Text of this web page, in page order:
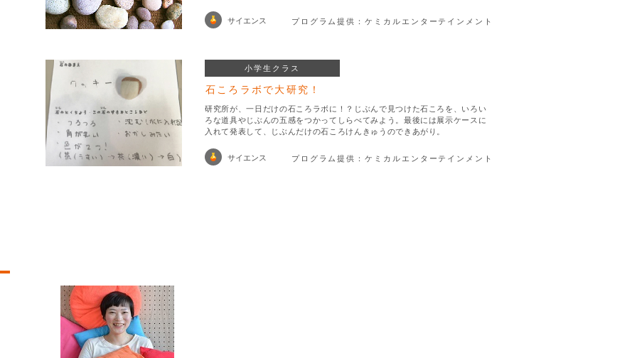
サイエンス プログラム提供：ケミカルエンターテインメント
石ころラボで大研究！
小学生クラス
研究所が、一日だけの石ころラボに！？じぶんで見つけた石ころを、いろい
ろな道具やじぶんの五感をつかってしらべてみよう。最後には展示ケースに
入れて発表して、じぶんだけの石ころけんきゅうのできあがり。
サイエンス プログラム提供：ケミカルエンターテインメント